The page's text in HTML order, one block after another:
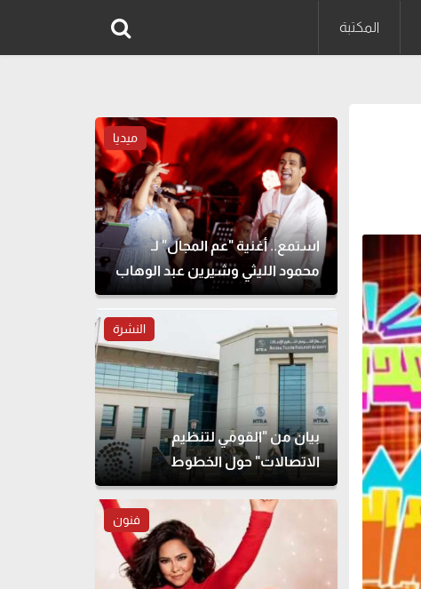
المكتبة
ميديا
استمع.. أغنية "عم المجال" لـ
محمود الليثي وشيرين عبد الوهاب
النشرة
بيان من "القومي لتنظيم
الاتصالات" حول الخطوط
المسجلة بأسماء مواطنين دون
علمهم
فنون